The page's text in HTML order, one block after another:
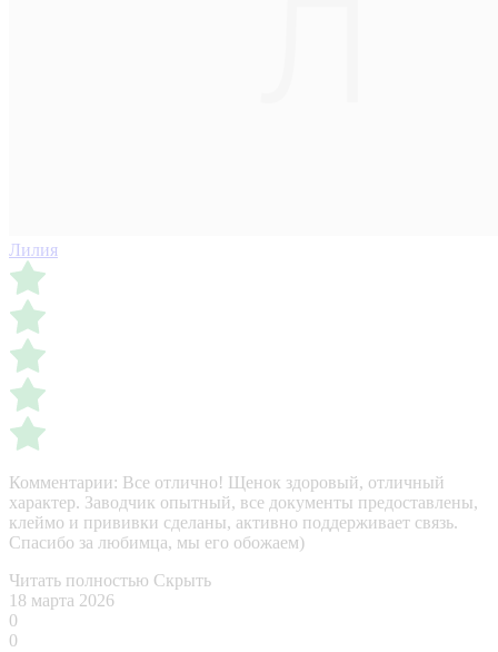
Лилия
Комментарии: Все отлично! Щенок здоровый, отличный
характер. Заводчик опытный, все документы предоставлены,
клеймо и прививки сделаны, активно поддерживает связь.
Спасибо за любимца, мы его обожаем)
Читать полностью Скрыть
18 марта 2026
0
0